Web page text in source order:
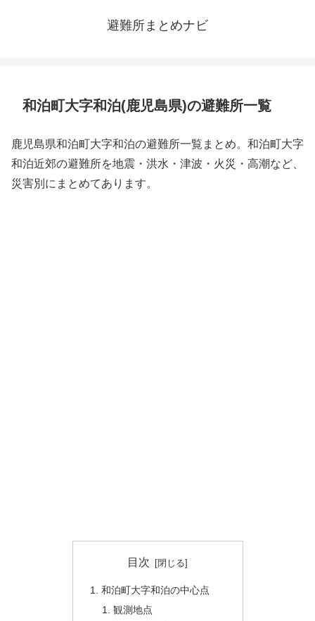
避難所まとめナビ
和泊町大字和泊(鹿児島県)の避難所一覧
鹿児島県和泊町大字和泊の避難所一覧まとめ。和泊町大字
和泊近郊の避難所を地震・洪水・津波・火災・高潮など、
災害別にまとめてあります。
目次
和泊町大字和泊の中心点
観測地点